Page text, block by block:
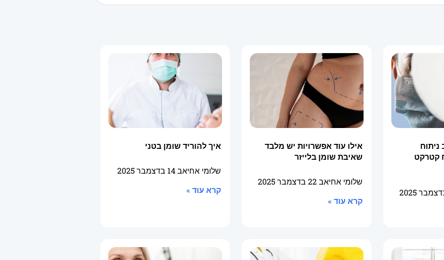
קטרקט
אילו עוד אפשרויות יש מלבד
שאיבת שומן בלייזר
שלומי אחיאב22 בדצמבר 2025
קרא עוד »
איך להוריד שומן בטני
שלומי אחיאב14 בדצמבר 2025
קרא עוד »